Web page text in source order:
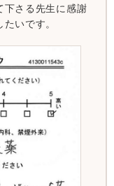
下さる先生に感謝
いです。